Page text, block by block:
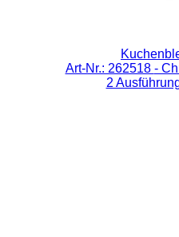
Art-Nr.: 262518 -
2